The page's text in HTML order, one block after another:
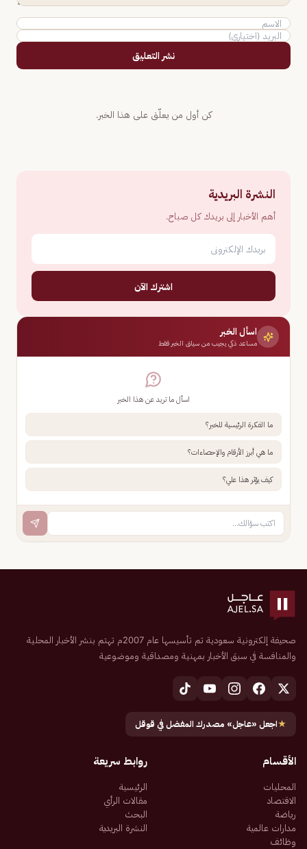
نشر التعليق
كن أول من يعلّق على هذا الخبر.
النشرة البريدية
أهم الأخبار إلى بريدك كل صباح.
اشترك الآن
اسأل الخبر
مساعد ذكي يجيب من سياق الخبر فقط
اسأل ما تريد عن هذا الخبر
ما الفكرة الرئيسية للخبر؟
ما هي أبرز الأرقام والإحصاءات؟
كيف يؤثر هذا علي؟
صحيفة إلكترونية سعودية تم تأسيسها عام 2007م تهتم بنشر الأخبار المحلية
والمنافسة في سبق الأخبار بمهنية ومصداقية وموضوعية
★اجعل «عاجل» مصدرك المفضل في قوقل
الأقسام
المحليات
الاقتصاد
رياضة
مدارات عالمية
وظائف
روابط سريعة
الرئيسية
مقالات الرأي
البحث
النشرة البريدية